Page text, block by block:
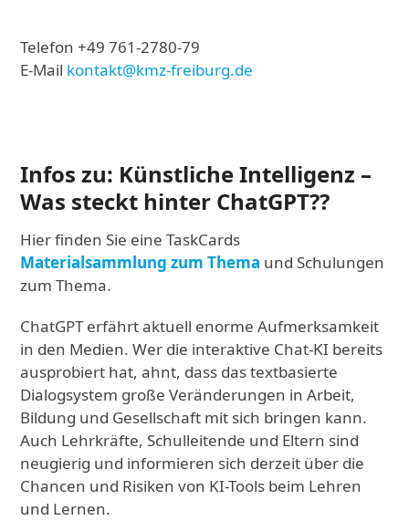
Telefon +49 761-2780-79
E-Mail kontakt@kmz-freiburg.de
Infos zu: Künstliche Intelligenz –
Was steckt hinter ChatGPT??
Hier finden Sie eine TaskCards
Materialsammlung zum Thema und Schulungen
zum Thema.
ChatGPT erfährt aktuell enorme Aufmerksamkeit
in den Medien. Wer die interaktive Chat-KI bereits
ausprobiert hat, ahnt, dass das textbasierte
Dialogsystem große Veränderungen in Arbeit,
Bildung und Gesellschaft mit sich bringen kann.
Auch Lehrkräfte, Schulleitende und Eltern sind
neugierig und informieren sich derzeit über die
Chancen und Risiken von KI-Tools beim Lehren
und Lernen.